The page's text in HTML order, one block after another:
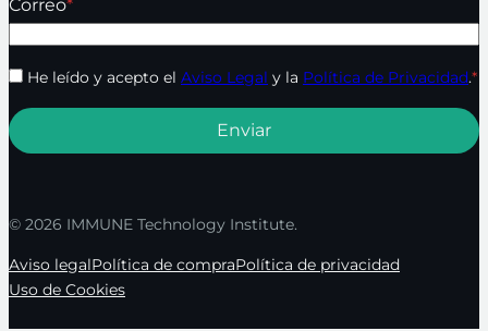
Correo*
He leído y acepto el Aviso Legal y la Política de Privacidad.*
© 2026 IMMUNE Technology Institute.
Aviso legalPolítica de compraPolítica de privacidad
Uso de Cookies